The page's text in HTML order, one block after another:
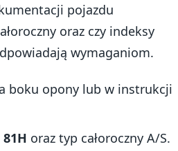
pojazdu
oraz czy indeksy
wymaganiom.
boku opony lub w instrukcji
81H oraz typ całoroczny A/S.